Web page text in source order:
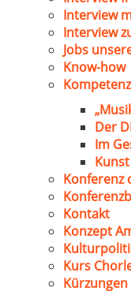
Interview
Interview
Jobs
Know-how
Der
Im
Konferenz
Kontakt
Konzept
Kurs